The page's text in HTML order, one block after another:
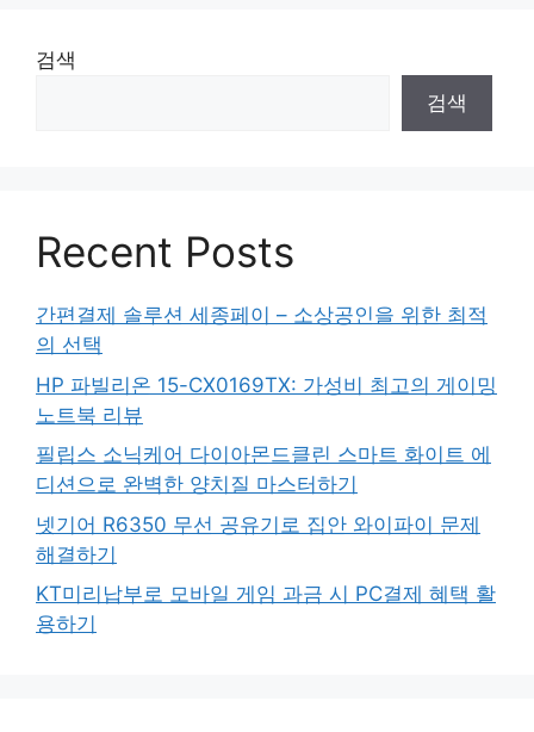
검색
검색
Recent Posts
간편결제 솔루션 세종페이 – 소상공인을 위한 최적
의 선택
HP 파빌리온 15-CX0169TX: 가성비 최고의 게이밍
노트북 리뷰
필립스 소닉케어 다이아몬드클린 스마트 화이트 에
디션으로 완벽한 양치질 마스터하기
넷기어 R6350 무선 공유기로 집안 와이파이 문제
해결하기
KT미리납부로 모바일 게임 과금 시 PC결제 혜택 활
용하기